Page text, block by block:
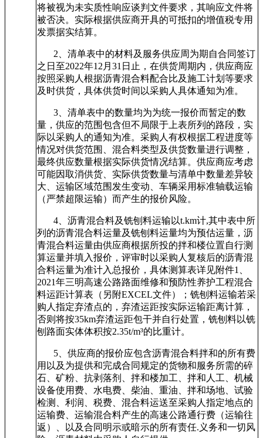
将被视为未实质性响应谈判文件要求，其响应文件将
被否决。实际根据供应商开具的可抵扣的增值税专用
发票据实结算。
2 、清单表中的材料及服务供应周为期自合同签订
之日至2022年12月31日止，在供货周期内，供应商应
按照采购人根据沥青混合料配合比及施工计划等要求
及时供货，具体供货时间以采购人具体通知为准。
3 、清单表中的数量均为为统一报价而暂定的数
量，供应的范围包含但不局限于上表所列的路段，实
际以采购人的通知为准。采购人有权根据工程进度等
情况对供货范围、混合料类型及供货数量进行调整，
最终供应数量根据实际供货情况结算。供应商应考虑
可能因取消供货、实际供货数量与清单中数量差异较
大、运输区域范围发生变动、车辆采用标准轴载运输
（严禁超限运输）而产生的报价风险。
4 、沥青混合料及铣刨料运输以t.km计,其中表中所
列的沥青混合料运量及铣刨料运量均为预估运量，沥
青混合料运量由供应商根据所投的拌和楼位置自行测
算运量并填入报价，评审时以采购人复核后的沥青混
合料运量为准计入总报价，具体测算表详见附件1、
2021年三明高速公路路面维修和预防性养护工程混合
料运距计算表（另附EXCEL文件）；铣刨料运输若采
购人指定弃渣点的，弃渣运距按实际运输距离计算，
否则将按35km弃渣运距包干并自行处置，铣刨料以铣
刨路面实体体积按2.35t/m³的比重计。
5 、供应商的报价应包含沥青混合料拌和的所有费
用以及为提供和完成合同规定的货物和服务所需的碎
石、矿粉、抗剥落剂、拌和楼加工、拌和人工、机械
设备使用费、水电费、柴油、重油、拌和场地、试验
检测、利润、税费、混合料运送至采购人指定地点的
运输费、运输混合料产生的高速公路通行费（运输往
返）、以及合同明示或暗示的所有责任.义务和一切风